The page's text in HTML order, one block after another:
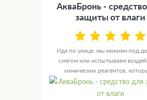
АкваБронь -
защиты от влаги
Идя по улице, мы мокнем под
снегом или испытываем
химических реагентов,